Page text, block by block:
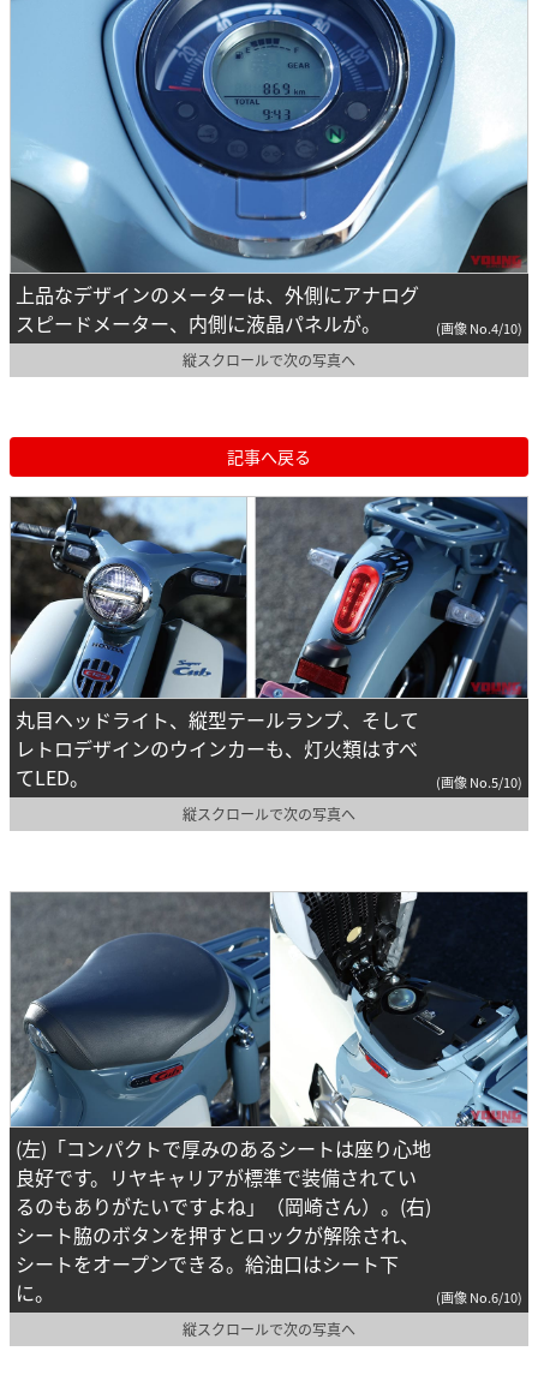
上品なデザインのメーターは、外側にアナログ
スピードメーター、内側に液晶パネルが。
(画像 No.4/10)
縦スクロールで次の写真へ
記事へ戻る
丸目ヘッドライト、縦型テールランプ、そして
レトロデザインのウインカーも、灯火類はすべ
てLED。
(画像 No.5/10)
縦スクロールで次の写真へ
(左)「コンパクトで厚みのあるシートは座り心地
良好です。リヤキャリアが標準で装備されてい
るのもありがたいですよね」（岡崎さん）。(右)
シート脇のボタンを押すとロックが解除され、
シートをオープンできる。給油口はシート下
に。
(画像 No.6/10)
縦スクロールで次の写真へ